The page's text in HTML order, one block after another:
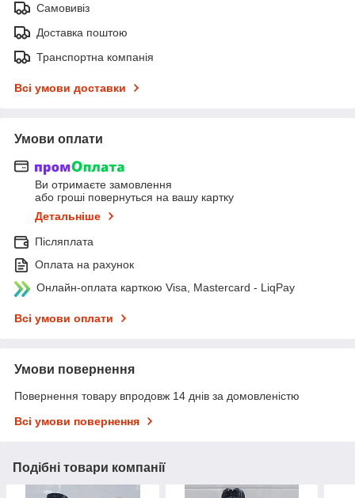
Самовивіз
Доставка поштою
Транспортна компанія
Всі умови доставки
Умови оплати
Ви отримаєте замовлення
або гроші повернуться на вашу картку
Детальніше
Післяплата
Оплата на рахунок
Онлайн-оплата карткою Visa, Mastercard - LiqPay
Всі умови оплати
Умови повернення
Повернення товару впродовж 14 днів за домовленістю
Всі умови повернення
Подібні товари компанії